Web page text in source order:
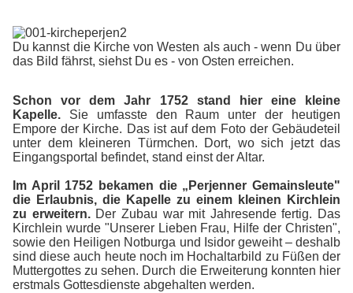
Du kannst die Kirche von Westen als auch - wenn Du über
das Bild fährst, siehst Du es - von Osten erreichen.
Schon vor dem Jahr 1752 stand hier eine kleine
Kapelle. Sie umfasste den Raum unter der heutigen
Empore der Kirche. Das ist auf dem Foto der Gebäudeteil
unter dem kleineren Türmchen. Dort, wo sich jetzt das
Eingangsportal befindet, stand einst der Altar.
Im April 1752 bekamen die „Perjenner Gemainsleute"
die Erlaubnis, die Kapelle zu einem kleinen Kirchlein
zu erweitern.Der Zubau war mit Jahresende fertig. Das
Kirchlein wurde "Unserer Lieben Frau, Hilfe der Christen",
sowie den Heiligen Notburga und Isidor geweiht – deshalb
sind diese auch heute noch im Hochaltarbild zu Füßen der
Muttergottes zu sehen. Durch die Erweiterung konnten hier
erstmals Gottesdienste abgehalten werden.